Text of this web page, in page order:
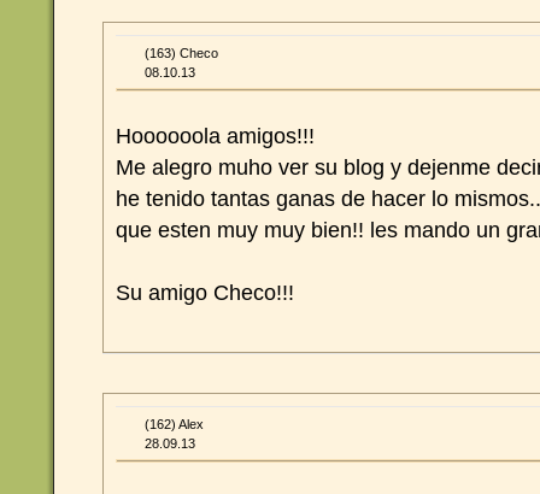
(163) Checo
08.10.13
Hoooooola amigos!!!
Me alegro muho ver su blog y dejenme
he tenido tantas ganas de hacer lo
que esten muy muy bien!! les mando un
Su amigo Checo!!!
(162) Alex
28.09.13